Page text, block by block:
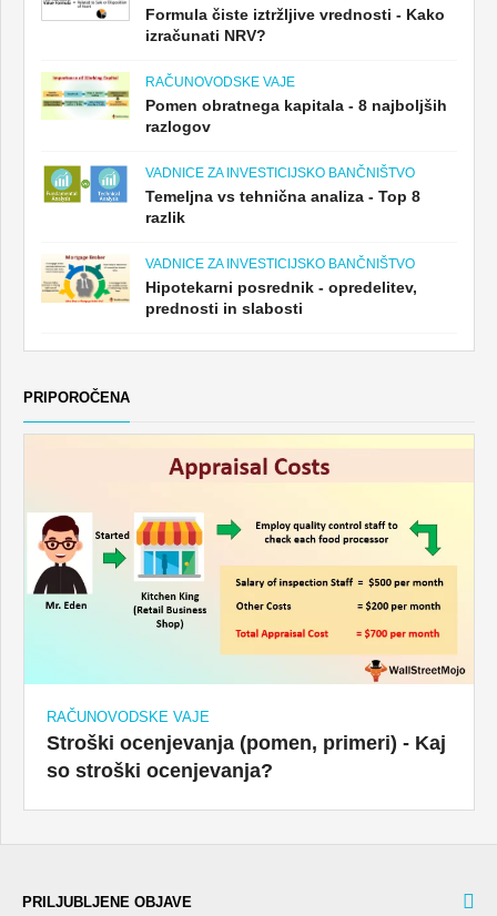
Formula čiste iztržljive vrednosti - Kako
izračunati NRV?
RAČUNOVODSKE VAJE
Pomen obratnega kapitala - 8 najboljših
razlogov
VADNICE ZA INVESTICIJSKO BANČNIŠTVO
Temeljna vs tehnična analiza - Top 8
razlik
VADNICE ZA INVESTICIJSKO BANČNIŠTVO
Hipotekarni posrednik - opredelitev,
prednosti in slabosti
PRIPOROČENA
RAČUNOVODSKE VAJE
Stroški ocenjevanja (pomen, primeri) - Kaj
so stroški ocenjevanja?
PRILJUBLJENE OBJAVE